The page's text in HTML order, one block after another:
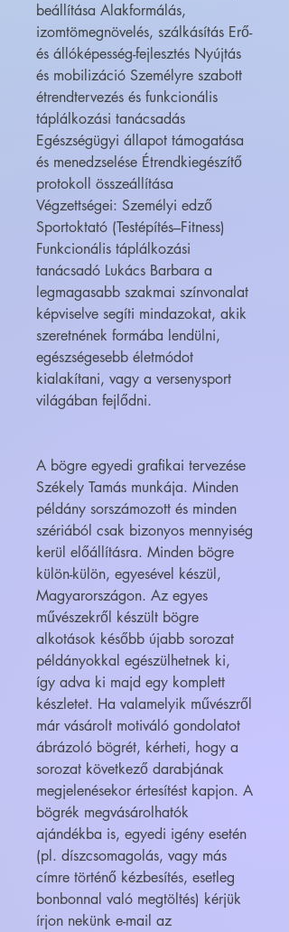
beállítása Alakformálás,
izomtömegnövelés, szálkásítás Erő-
és állóképesség-fejlesztés Nyújtás
és mobilizáció Személyre szabott
étrendtervezés és funkcionális
táplálkozási tanácsadás
Egészségügyi állapot támogatása
és menedzselése Étrendkiegészítő
protokoll összeállítása
Végzettségei: Személyi edző
Sportoktató (Testépítés–Fitness)
Funkcionális táplálkozási
tanácsadó Lukács Barbara a
legmagasabb szakmai színvonalat
képviselve segíti mindazokat, akik
szeretnének formába lendülni,
egészségesebb életmódot
kialakítani, vagy a versenysport
világában fejlődni.
A bögre egyedi grafikai tervezése
Székely Tamás munkája. Minden
példány sorszámozott és minden
szériából csak bizonyos mennyiség
kerül előállításra. Minden bögre
külön-külön, egyesével készül,
Magyarországon. Az egyes
művészekről készült bögre
alkotások később újabb sorozat
példányokkal egészülhetnek ki,
így adva ki majd egy komplett
készletet. Ha valamelyik művészről
már vásárolt motiváló gondolatot
ábrázoló bögrét, kérheti, hogy a
sorozat következő darabjának
megjelenésekor értesítést kapjon. A
bögrék megvásárolhatók
ajándékba is, egyedi igény esetén
(pl. díszcsomagolás, vagy más
címre történő kézbesítés, esetleg
bonbonnal való megtöltés) kérjük
írjon nekünk e-mail az